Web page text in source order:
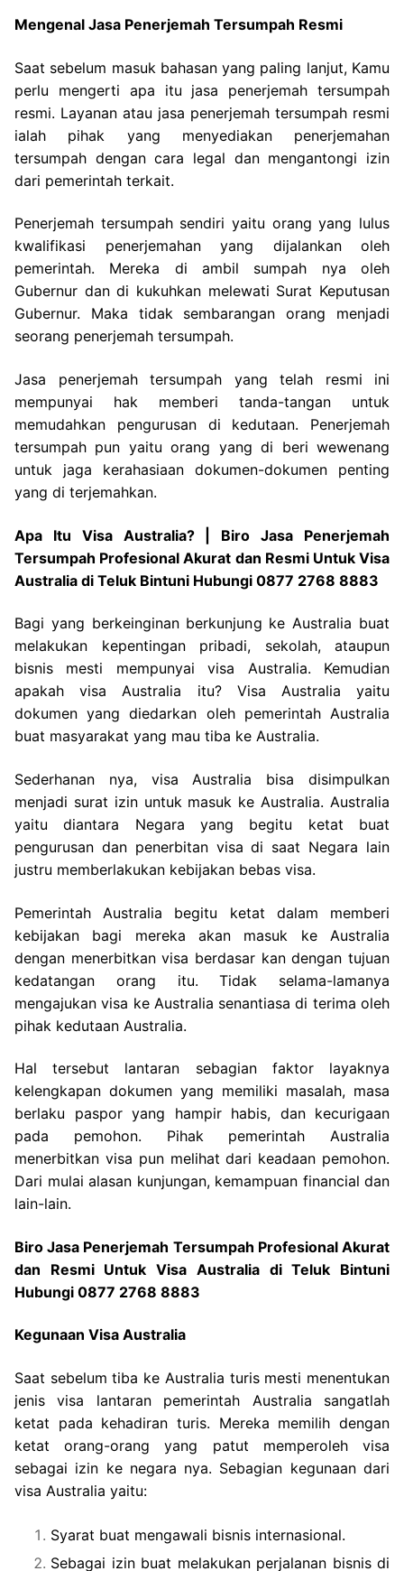
Mengenal Jasa Penerjemah Tersumpah Resmi
Saat sebelum masuk bahasan yang paling lanjut, Kamu
perlu mengerti apa itu jasa penerjemah tersumpah
resmi. Layanan atau jasa penerjemah tersumpah resmi
ialah pihak yang menyediakan penerjemahan
tersumpah dengan cara legal dan mengantongi izin
dari pemerintah terkait.
Penerjemah tersumpah sendiri yaitu orang yang lulus
kwalifikasi penerjemahan yang dijalankan oleh
pemerintah. Mereka di ambil sumpah nya oleh
Gubernur dan di kukuhkan melewati Surat Keputusan
Gubernur. Maka tidak sembarangan orang menjadi
seorang penerjemah tersumpah.
Jasa penerjemah tersumpah yang telah resmi ini
mempunyai hak memberi tanda-tangan untuk
memudahkan pengurusan di kedutaan. Penerjemah
tersumpah pun yaitu orang yang di beri wewenang
untuk jaga kerahasiaan dokumen-dokumen penting
yang di terjemahkan.
Apa Itu Visa Australia? | Biro Jasa Penerjemah
Tersumpah Profesional Akurat dan Resmi Untuk Visa
Australia di Teluk Bintuni Hubungi 0877 2768 8883
Bagi yang berkeinginan berkunjung ke Australia buat
melakukan kepentingan pribadi, sekolah, ataupun
bisnis mesti mempunyai visa Australia. Kemudian
apakah visa Australia itu? Visa Australia yaitu
dokumen yang diedarkan oleh pemerintah Australia
buat masyarakat yang mau tiba ke Australia.
Sederhanan nya, visa Australia bisa disimpulkan
menjadi surat izin untuk masuk ke Australia. Australia
yaitu diantara Negara yang begitu ketat buat
pengurusan dan penerbitan visa di saat Negara lain
justru memberlakukan kebijakan bebas visa.
Pemerintah Australia begitu ketat dalam memberi
kebijakan bagi mereka akan masuk ke Australia
dengan menerbitkan visa berdasar kan dengan tujuan
kedatangan orang itu. Tidak selama-lamanya
mengajukan visa ke Australia senantiasa di terima oleh
pihak kedutaan Australia.
Hal tersebut lantaran sebagian faktor layaknya
kelengkapan dokumen yang memiliki masalah, masa
berlaku paspor yang hampir habis, dan kecurigaan
pada pemohon. Pihak pemerintah Australia
menerbitkan visa pun melihat dari keadaan pemohon.
Dari mulai alasan kunjungan, kemampuan financial dan
lain-lain.
Biro Jasa Penerjemah Tersumpah Profesional Akurat
dan Resmi Untuk Visa Australia di Teluk Bintuni
Hubungi 0877 2768 8883
Kegunaan Visa Australia
Saat sebelum tiba ke Australia turis mesti menentukan
jenis visa lantaran pemerintah Australia sangatlah
ketat pada kehadiran turis. Mereka memilih dengan
ketat orang-orang yang patut memperoleh visa
sebagai izin ke negara nya. Sebagian kegunaan dari
visa Australia yaitu:
Syarat buat mengawali bisnis internasional.
Sebagai izin buat melakukan perjalanan bisnis di